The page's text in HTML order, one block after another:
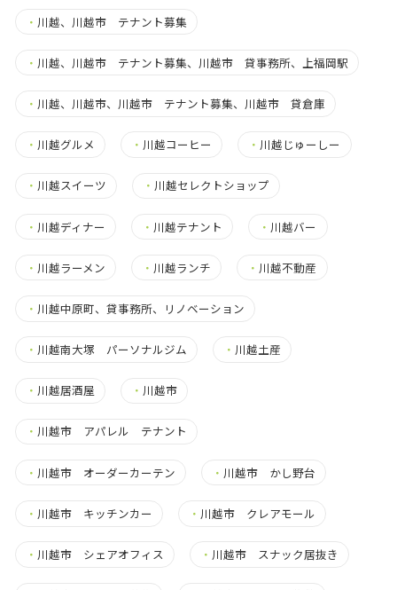
・ 川越、川越市 テナント募集
・ 川越、川越市 テナント募集、川越市 貸事務所、上福岡駅
・ 川越、川越市、川越市 テナント募集、川越市 貸倉庫
・ 川越グルメ ・ 川越コーヒー ・ 川越じゅーしー
・ 川越スイーツ ・ 川越セレクトショップ
・ 川越ディナー ・ 川越テナント ・ 川越バー
・ 川越ラーメン ・ 川越ランチ ・ 川越不動産
・ 川越中原町、貸事務所、リノベーション
・ 川越南大塚 パーソナルジム ・ 川越土産
・ 川越居酒屋 ・ 川越市
・ 川越市 アパレル テナント
・ 川越市 オーダーカーテン ・ 川越市 かし野台
・ 川越市 キッチンカー ・ 川越市 クレアモール
・ 川越市 シェアオフィス ・ 川越市 スナック居抜き